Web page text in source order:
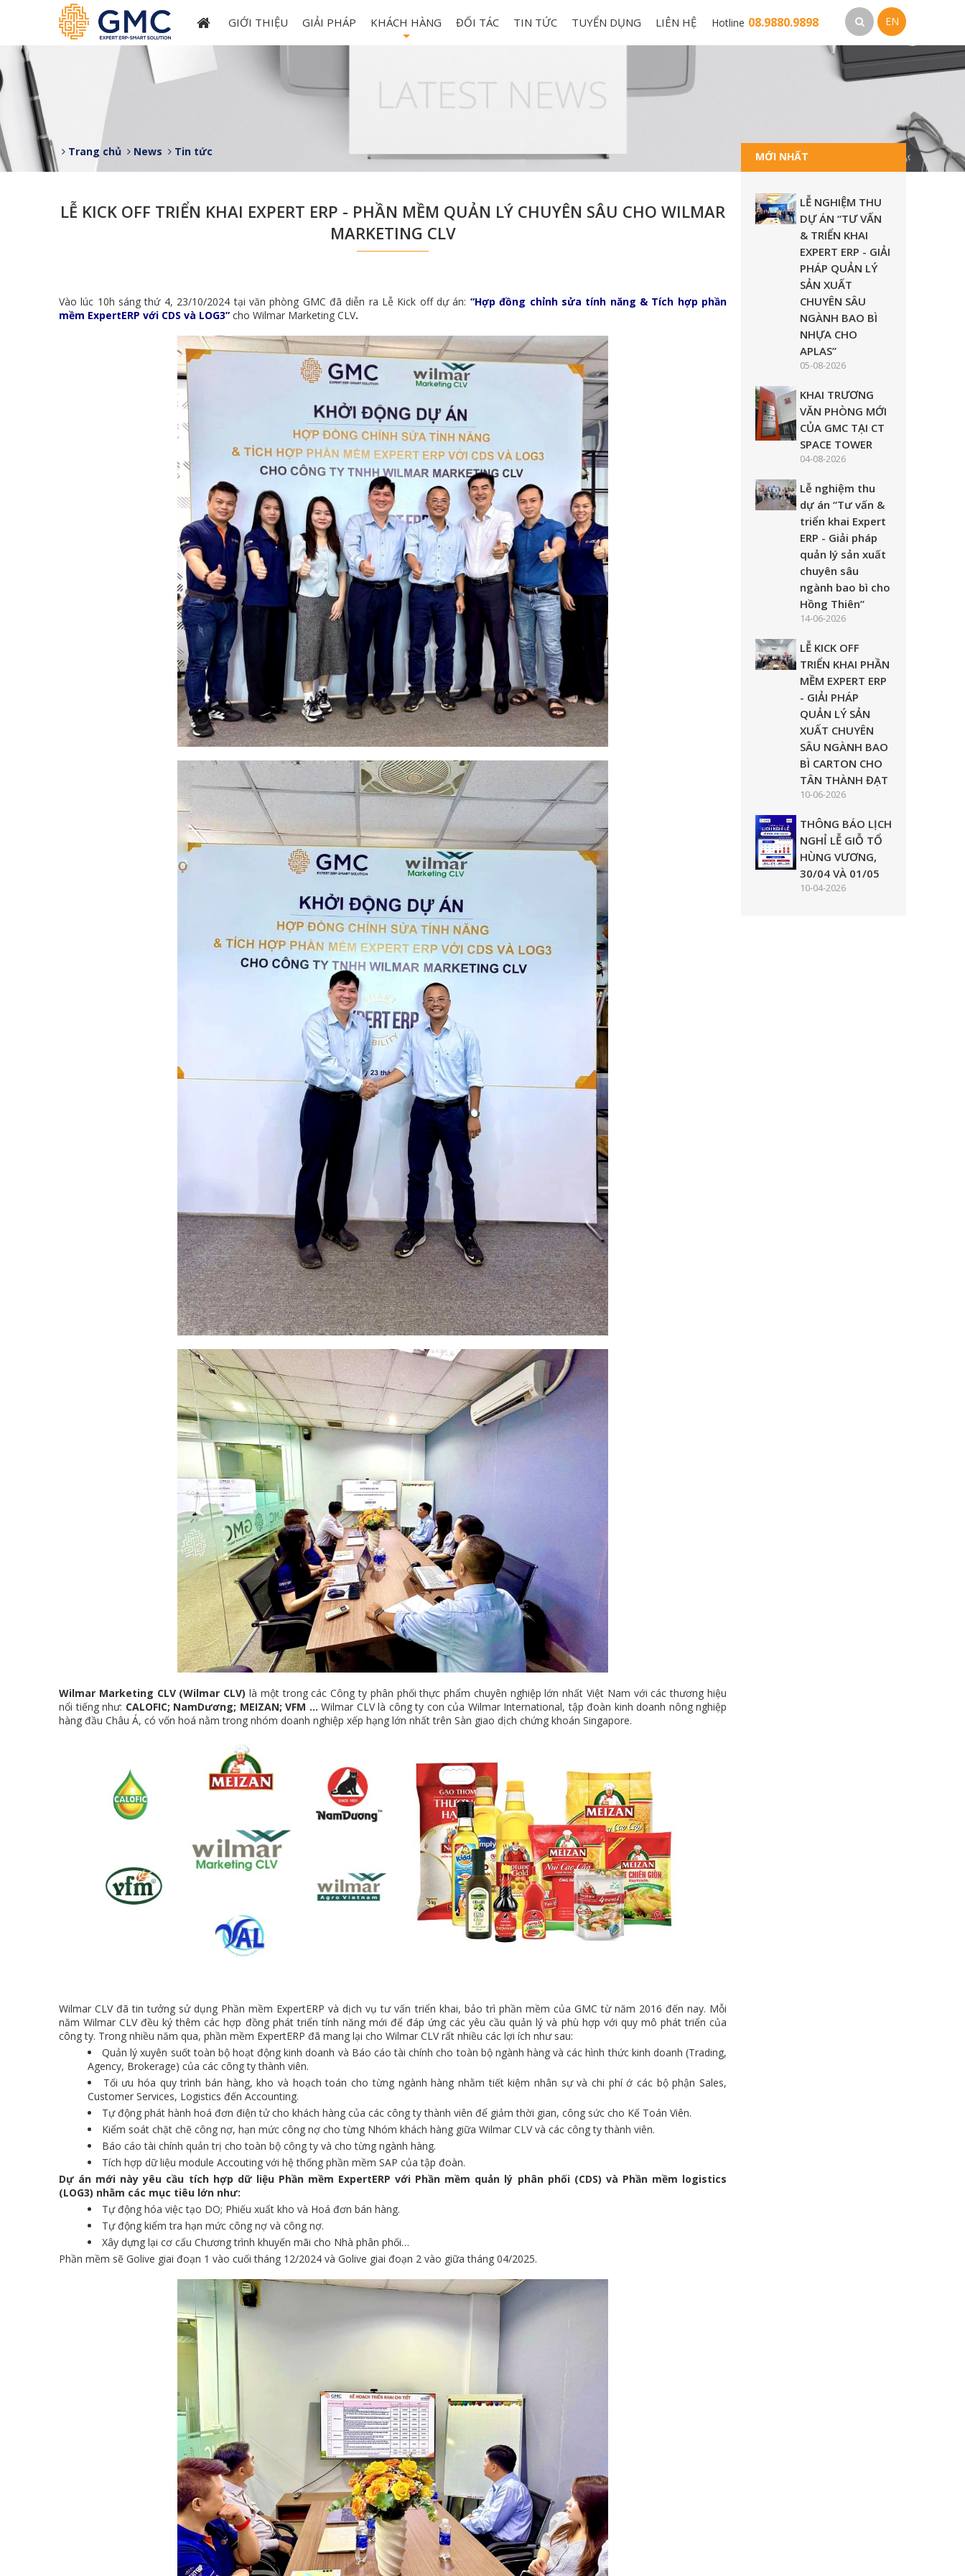
GIỚI THIỆU GIẢI PHÁP KHÁCH HÀNG ĐỐI TÁC TIN TỨC TUYỂN DỤNG LIÊN HỆ Hotline 08.9880.9898 EN
Trang chủ News Tin tức
LỄ KICK OFF TRIỂN KHAI EXPERT ERP - PHẦN MỀM QUẢN LÝ CHUYÊN SÂU CHO WILMAR
MARKETING CLV
Vào lúc 10h sáng thứ 4, 23/10/2024 tại văn phòng GMC đã diễn ra Lễ Kick off dự án: “Hợp đồng chỉnh sửa tính năng & Tích hợp phần
mềm ExpertERP với CDS và LOG3” cho Wilmar Marketing CLV.
Wilmar Marketing CLV (Wilmar CLV) là một trong các Công ty phân phối thực phẩm chuyên nghiệp lớn nhất Việt Nam với các thương hiệu
nổi tiếng như: CALOFIC; NamDương; MEIZAN; VFM … Wilmar CLV là công ty con của Wilmar International, tập đoàn kinh doanh nông nghiệp
hàng đầu Châu Á, có vốn hoá nằm trong nhóm doanh nghiệp xếp hạng lớn nhất trên Sàn giao dịch chứng khoán Singapore.
Wilmar CLV đã tin tưởng sử dụng Phần mềm ExpertERP và dịch vụ tư vấn triển khai, bảo trì phần mềm của GMC từ năm 2016 đến nay. Mỗi
năm Wilmar CLV đều ký thêm các hợp đồng phát triển tính năng mới để đáp ứng các yêu cầu quản lý và phù hợp với quy mô phát triển của
công ty. Trong nhiều năm qua, phần mềm ExpertERP đã mang lại cho Wilmar CLV rất nhiều các lợi ích như sau:
Quản lý xuyên suốt toàn bộ hoạt động kinh doanh và Báo cáo tài chính cho toàn bộ ngành hàng và các hình thức kinh doanh (Trading,
Agency, Brokerage) của các công ty thành viên.
Tối ưu hóa quy trình bán hàng, kho và hoạch toán cho từng ngành hàng nhằm tiết kiệm nhân sự và chi phí ớ các bộ phận Sales,
Customer Services, Logistics đến Accounting.
Tự động phát hành hoá đơn điện tử cho khách hàng của các công ty thành viên để giảm thời gian, công sức cho Kế Toán Viên.
Kiểm soát chặt chẽ công nợ, hạn mức công nợ cho từng Nhóm khách hàng giữa Wilmar CLV và các công ty thành viên.
Báo cáo tài chính quản trị cho toàn bộ công ty và cho từng ngành hàng.
Tích hợp dữ liệu module Accouting với hệ thống phần mềm SAP của tập đoàn.
Dự án mới này yêu cầu tích hợp dữ liệu Phần mềm ExpertERP với Phần mềm quản lý phân phối (CDS) và Phần mềm logistics
(LOG3) nhằm các mục tiêu lớn như:
Tự động hóa việc tạo DO; Phiếu xuất kho và Hoá đơn bán hàng.
Tự động kiểm tra hạn mức công nợ và công nợ.
Xây dựng lại cơ cấu Chương trình khuyến mãi cho Nhà phân phối…
Phần mềm sẽ Golive giai đoạn 1 vào cuối tháng 12/2024 và Golive giai đoạn 2 vào giữa tháng 04/2025.
MỚI NHẤT
LỄ NGHIỆM THU
DỰ ÁN “TƯ VẤN
& TRIỂN KHAI
EXPERT ERP - GIẢI
PHÁP QUẢN LÝ
SẢN XUẤT
CHUYÊN SÂU
NGÀNH BAO BÌ
NHỰA CHO
APLAS”
05-08-2026
KHAI TRƯƠNG
VĂN PHÒNG MỚI
CỦA GMC TẠI CT
SPACE TOWER
04-08-2026
Lễ nghiệm thu
dự án “Tư vấn &
triển khai Expert
ERP - Giải pháp
quản lý sản xuất
chuyên sâu
ngành bao bì cho
Hồng Thiên”
14-06-2026
LỄ KICK OFF
TRIỂN KHAI PHẦN
MỀM EXPERT ERP
- GIẢI PHÁP
QUẢN LÝ SẢN
XUẤT CHUYÊN
SÂU NGÀNH BAO
BÌ CARTON CHO
TÂN THÀNH ĐẠT
10-06-2026
THÔNG BÁO LỊCH
NGHỈ LỄ GIỖ TỔ
HÙNG VƯƠNG,
30/04 VÀ 01/05
10-04-2026